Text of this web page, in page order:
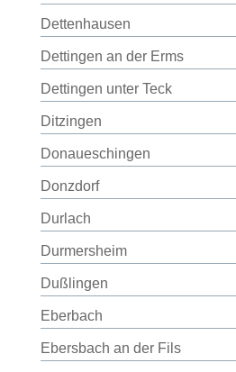
Dettenhausen
Dettingen an der Erms
Dettingen unter Teck
Ditzingen
Donaueschingen
Donzdorf
Durlach
Durmersheim
Dußlingen
Eberbach
Ebersbach an der Fils